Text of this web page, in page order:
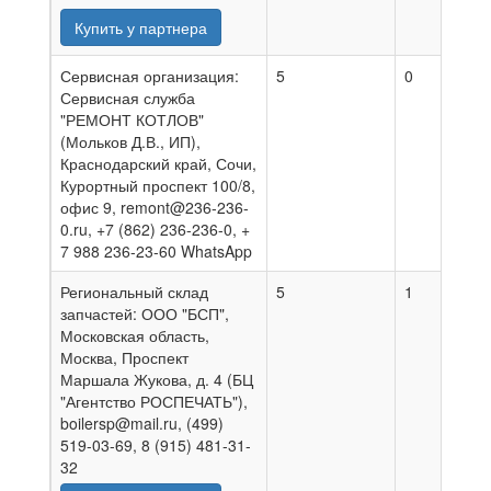
Купить у партнера
Сервисная организация:
Сервисная служба
"РЕМОНТ КОТЛОВ"
(Мольков Д.В., ИП),
Краснодарский край, Сочи,
Курортный проспект 100/8,
офис 9, remont@236-236-
0.ru, +7 (862) 236-236-0, +
7 988 236-23-60 WhatsApp
5 0
Региональный склад
запчастей: ООО "БСП",
Московская область,
Москва, Проспект
Маршала Жукова, д. 4 (БЦ
"Агентство РОСПЕЧАТЬ"),
boilersp@mail.ru, (499)
519-03-69, 8 (915) 481-31-
32
5 1